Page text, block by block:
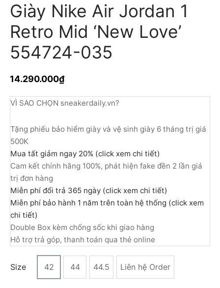
Giày Nike Air Jordan 1
Retro Mid ‘New Love’
554724-035
14.290.000₫
VÌ SAO CHỌN sneakerdaily.vn?
Tặng phiếu bảo hiểm giày và vệ sinh giày 6 tháng trị giá
500K
Mua tất giảm ngay 20% (click xem chi tiết)
Cam kết chính hãng 100%, phát hiện fake đền 2 lần giá
trị đơn hàng
Miễn phí đổi trả 365 ngày (click xem chi tiết)
Miễn phí bảo hành 1 năm trên toàn hệ thống (click xem
chi tiết)
Double Box kèm chống sốc khi giao hàng
Hỗ trợ trả góp, thanh toán qua thẻ online
Size 42 44 44.5 Liên hệ Order